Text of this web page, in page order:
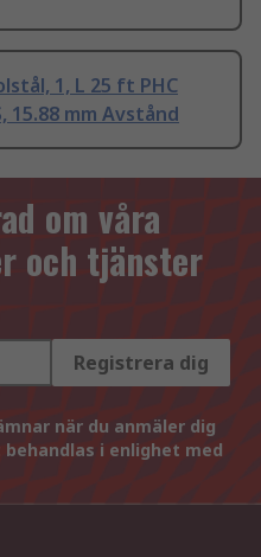
1, L 25 ft PHC
15.88 mm Avstånd
om våra
och tjänster
Registrera dig
när du anmäler dig
i enlighet med